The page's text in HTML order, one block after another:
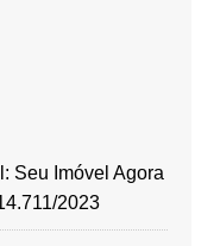
Seu Imóvel Agora
2023